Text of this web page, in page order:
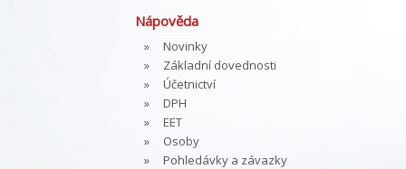
Nápověda
Novinky
Základní dovednosti
Účetnictví
DPH
EET
Osoby
Pohledávky a závazky